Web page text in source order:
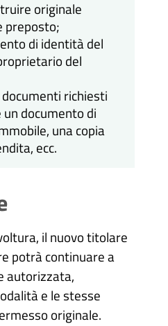
originale
preposto;
di identità del
del
richiesti
documento di
una copia
ecc.
il nuovo titolare
potrà continuare a
autorizzata,
e le stesse
originale.